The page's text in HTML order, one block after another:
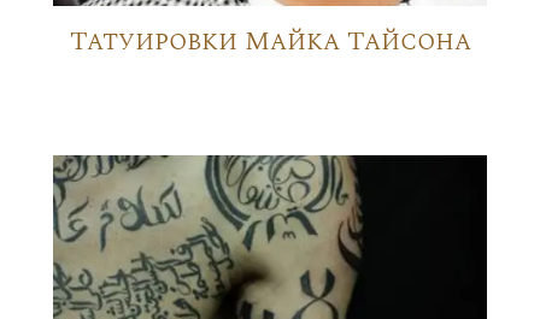
Татуировки Майка Тайсона